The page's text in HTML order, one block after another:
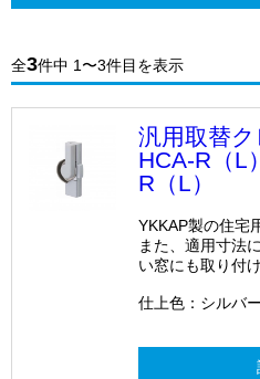
全3件中 1〜3件目を表示
汎用取替
HCA-R（L
R（L）
YKKAP製の住宅
また、適用寸法
い窓にも取り付け
仕上色：シルバ
ドアクローザー用